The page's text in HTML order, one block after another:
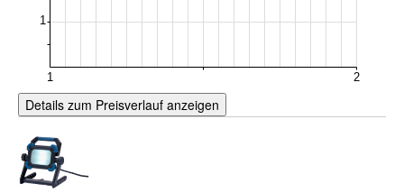
Details zum Preisverlauf anzeigen